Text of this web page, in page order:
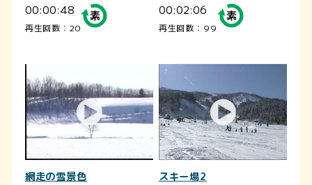
00:00:48
再生回数：20
00:02:06
再生回数：99
網走の雪景色 スキー場2